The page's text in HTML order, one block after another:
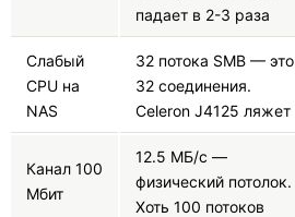
падает в 2-3 раза
Слабый
CPU на
NAS
32 потока SMB — это
32 соединения.
Celeron J4125 ляжет
Канал 100
Мбит
12.5 МБ/с —
физический потолок.
Хоть 100 потоков